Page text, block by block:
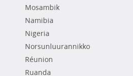
Mosambik
Namibia
Nigeria
Norsunluurannikko
Réunion
Ruanda